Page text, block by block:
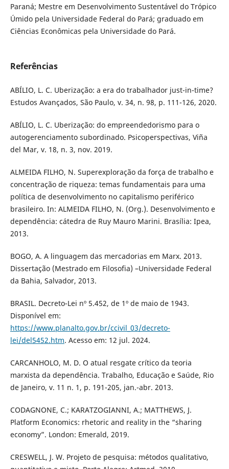
Paraná; Mestre em Desenvolvimento Sustentável do Trópico
Úmido pela Universidade Federal do Pará; graduado em
Ciências Econômicas pela Universidade do Pará.
Referências
ABÍLIO, L. C. Uberização: a era do trabalhador just-in-time?
Estudos Avançados, São Paulo, v. 34, n. 98, p. 111-126, 2020.
ABÍLIO, L. C. Uberização: do empreendedorismo para o
autogerenciamento subordinado. Psicoperspectivas, Viña
del Mar, v. 18, n. 3, nov. 2019.
ALMEIDA FILHO, N. Superexploração da força de trabalho e
concentração de riqueza: temas fundamentais para uma
política de desenvolvimento no capitalismo periférico
brasileiro. In: ALMEIDA FILHO, N. (Org.). Desenvolvimento e
dependência: cátedra de Ruy Mauro Marini. Brasília: Ipea,
2013.
BOGO, A. A linguagem das mercadorias em Marx. 2013.
Dissertação (Mestrado em Filosofia) –Universidade Federal
da Bahia, Salvador, 2013.
BRASIL. Decreto-Lei nº 5.452, de 1º de maio de 1943.
Disponível em:
https://www.planalto.gov.br/ccivil_03/decreto-
lei/del5452.htm. Acesso em: 12 jul. 2024.
CARCANHOLO, M. D. O atual resgate crítico da teoria
marxista da dependência. Trabalho, Educação e Saúde, Rio
de Janeiro, v. 11 n. 1, p. 191-205, jan.-abr. 2013.
CODAGNONE, C.; KARATZOGIANNI, A.; MATTHEWS, J.
Platform Economics: rhetoric and reality in the “sharing
economy”. London: Emerald, 2019.
CRESWELL, J. W. Projeto de pesquisa: métodos qualitativo,